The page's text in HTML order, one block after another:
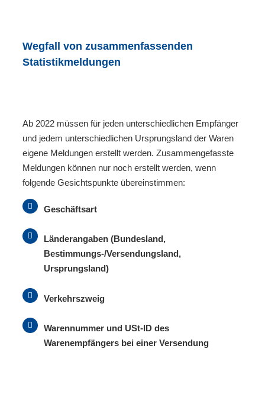
Wegfall von zusammenfassenden
Statistikmeldungen
Ab 2022 müssen für jeden unterschiedlichen Empfänger
und jedem unterschiedlichen Ursprungsland der Waren
eigene Meldungen erstellt werden. Zusammengefasste
Meldungen können nur noch erstellt werden, wenn
folgende Gesichtspunkte übereinstimmen:
Geschäftsart
Länderangaben (Bundesland,
Bestimmungs-/Versendungsland,
Ursprungsland)
Verkehrszweig
Warennummer und USt-ID des
Warenempfängers bei einer Versendung